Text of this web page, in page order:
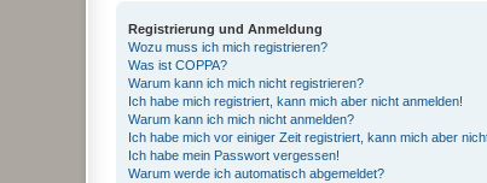
Registrierung und Anmeldung
Wozu muss ich mich registrieren?
Was ist COPPA?
Warum kann ich mich nicht registrieren?
Ich habe mich registriert, kann mich aber nicht anmelden!
Warum kann ich mich nicht anmelden?
Ich habe mich vor einiger Zeit registriert, kann mich aber
Ich habe mein Passwort vergessen!
Warum werde ich automatisch abgemeldet?